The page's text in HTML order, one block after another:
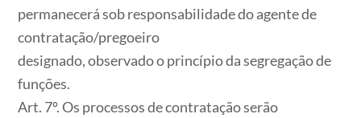
permanecerá sob responsabilidade do agente de
contratação/pregoeiro
designado, observado o princípio da segregação de
funções.
Art. 7º. Os processos de contratação serão